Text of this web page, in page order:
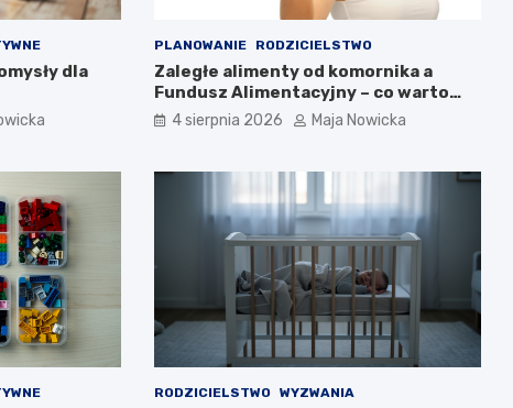
dla
PLANOWANIE RODZICIELSTWO
Zaległe alimenty od komornika a
Fundusz Alimentacyjny – co warto
wiedzieć?
4 sierpnia 2026 Maja Nowicka
RODZICIELSTWO WYZWANIA